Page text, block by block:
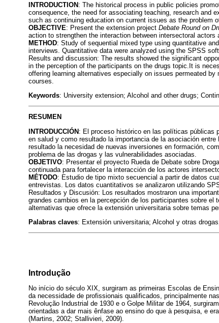
INTRODUCTION : The historical process in public policies
consequence, the need for associating teaching, research and
such as continuing education on current issues as the problem
OBJECTIVE: Present the extension project Debate Round on
action to strengthen the interaction between intersectoral actors
METHOD: Study of sequential mixed type using quantitative
interviews. Quantitative data were analyzed using the SPSS
Results and discussion: The results showed the significant
in the perception of the participants on the drugs topic.It is
offering learning alternatives especially on issues permeated
courses.
Keywords: University extension; Alcohol and other drugs;
RESUMEN
INTRODUCCIÓN: El proceso histórico en las políticas públicas
en salud y como resultado la importancia de la asociación
resultado la necesidad de nuevas inversiones en formación,
problema de las drogas y las vulnerabilidades asociadas.
OBJETIVO: Presentar el proyecto Rueda de Debate sobre
continuada para fortalecer la interacción de los actores
MÉTODO: Estudio de tipo mixto secuencial a partir de datos
entrevistas. Los datos cuantitativos se analizaron utilizando
Resultados y Discusión: Los resultados mostraron una
grandes cambios en la percepción de los participantes sobre
alternativas que ofrece la extensión universitaria sobre temas
Palabras claves: Extensión universitaria; Alcohol y otras
Introdução
No início do século XIX, surgiram as primeiras Escolas de
da necessidade de profissionais qualificados, principalmente
Revolução Industrial de 1930 e o Golpe Militar de 1964,
orientadas a dar mais ênfase ao ensino do que à pesquisa, e
(Martins, 2002; Stallivieri, 2009).